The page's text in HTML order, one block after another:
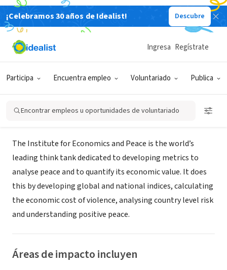
¡Celebramos 30 años de Idealist! Descubre
Participa Encuentra empleo Voluntariado Publica
Ingresa Regístrate
Encontrar empleos u oportunidades de voluntariado
ORGANIZACIÓN SIN FIN DE LUCRO
The Institute for Economics and
Peace
Sydney, NSW, Australia|economicsandpeace.org/
Acerca de
The Institute for Economics and Peace is the world’s
leading think tank dedicated to developing metrics to
analyse peace and to quantify its economic value. It does
this by developing global and national indices, calculating
the economic cost of violence, analysing country level risk
and understanding positive peace.
Áreas de impacto incluyen